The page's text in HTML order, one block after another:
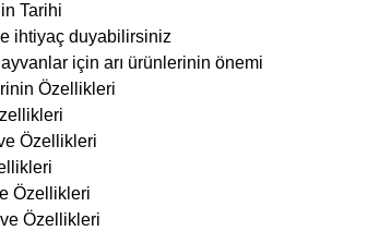
Tarihi
ihtiyaç duyabilirsiniz
için arı ürünlerinin önemi
Özellikleri
Özellikleri
Özellikleri
Özellikleri